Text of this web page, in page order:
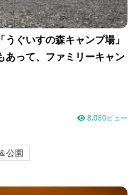
ぐいすの森キャンプ場」
あって、ファミリーキャン
8,080ビュー
公園